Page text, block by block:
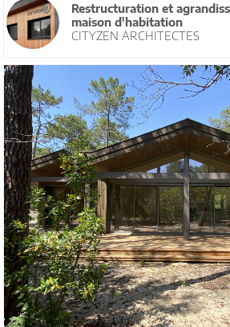
Restructuration et
maison d'habitation
CITYZEN ARCHITECTES